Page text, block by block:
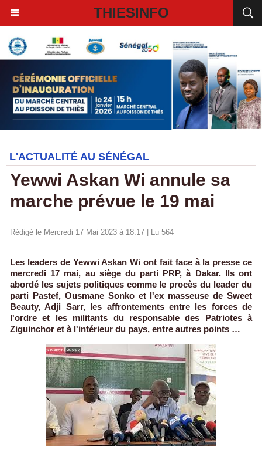
THIESINFO
L'ACTUALITÉ AU SÉNÉGAL
Yewwi Askan Wi annule sa
marche prévue le 19 mai
Rédigé le Mercredi 17 Mai 2023 à 18:17 | Lu 564
Les leaders de Yewwi Askan Wi ont fait face à la presse ce
mercredi 17 mai, au siège du parti PRP, à Dakar. Ils ont
abordé les sujets politiques comme le procès du leader du
parti Pastef, Ousmane Sonko et l'ex masseuse de Sweet
Beauty, Adji Sarr, les affrontements entre les forces de
l'ordre et les militants du responsable des Patriotes à
Ziguinchor et à l'intérieur du pays, entre autres points …